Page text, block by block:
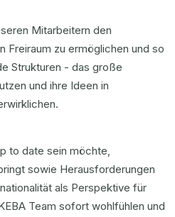
Mitarbeitern den
Freiraum zu ermöglichen und so
Strukturen - das große
und ihre Ideen in
to date sein möchte,
sowie Herausforderungen
als Perspektive für
Team sofort wohlfühlen und